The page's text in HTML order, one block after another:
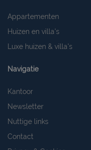
Appartementen
Huizen en villa's
Luxe huizen & villa's
Navigatie
Kantoor
Newsletter
Nuttige links
Contact